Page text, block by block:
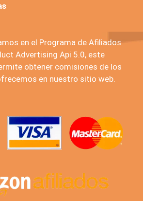
en el Programa de Afiliados
Advertising Api 5.0, este
obtener comisiones de los
en nuestro sitio web.